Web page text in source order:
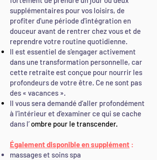
supplémentaires pour vos loisirs, de
profiter d'une période d'intégration en
douceur avant de rentrer chez vous et de
reprendre votre routine quotidienne.
Il est essentiel de s'engager activement
dans une transformation personnelle, car
cette retraite est conçue pour nourrir les
profondeurs de votre être. Ce ne sont pas
des « vacances ».
Il vous sera demandé d’aller profondément
à l’intérieur et d’examiner ce qui se cache
dans l’ombre pour le transcender.
Également disponible en supplément :
massages et soins spa